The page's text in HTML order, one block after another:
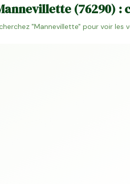
(76290) :
"Mannevillette" pour voir les